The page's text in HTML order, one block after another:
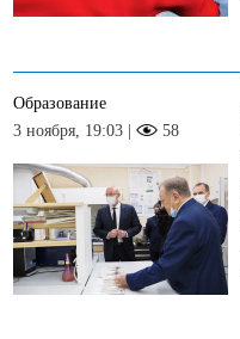
Образование
3 ноября, 19:03 |
58